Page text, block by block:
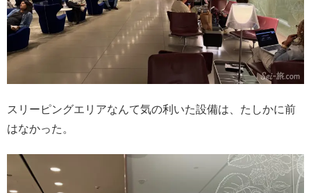
スリーピングエリアなんて気の利いた設備は、たしかに前
はなかった。